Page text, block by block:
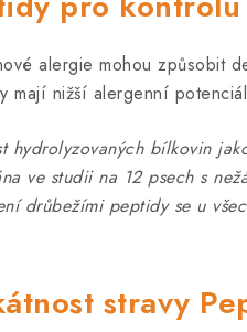
alergie mohou způsobit
mají nižší alergenní
hydrolyzovaných bílkovin
ve studii na 12 psech s
drůbežími peptidy se u
stravy